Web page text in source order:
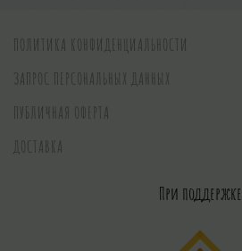
ПОЛИТИКА КОНФИДЕНЦИАЛЬНОСТИ
ЗАПРОС ПЕРСОНАЛЬНЫХ ДАННЫХ
ПУБЛИЧНАЯ ОФЕРТА
ДОСТАВКА
При поддержке